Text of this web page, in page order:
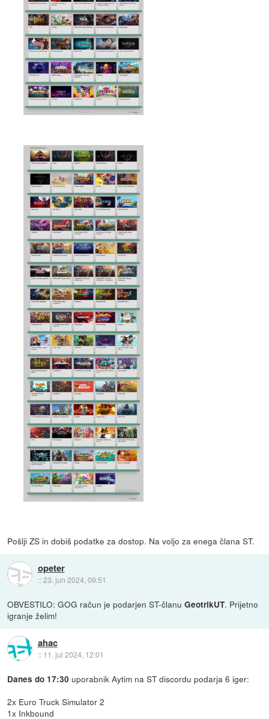
Pošlji ZS in dobiš podatke za dostop. Na voljo za enega člana ST.
opeter
::23. jun 2024, 09:51
OBVESTILO: GOG račun je podarjen ST-članuGeotrikUT. Prijetno
igranje želim!
ahac
:: 11. jul 2024, 12:01
Danes do 17:30 uporabnik Aytim na ST discordu podarja 6 iger:
2x Euro Truck Simulator 2
1x Inkbound